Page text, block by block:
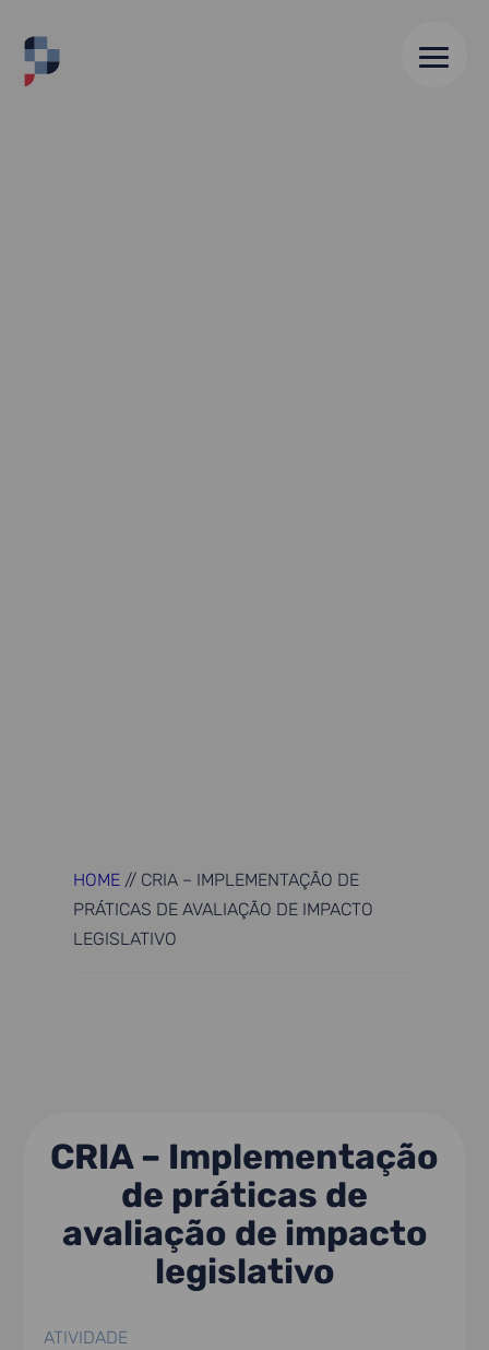
HOME // CRIA – IMPLEMENTAÇÃO DE
PRÁTICAS DE AVALIAÇÃO DE IMPACTO
LEGISLATIVO
CRIA – Implementação
de práticas de
avaliação de impacto
legislativo
ATIVIDADE